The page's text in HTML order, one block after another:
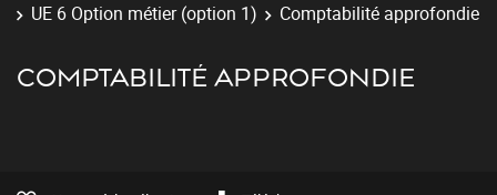
UE 6 Option métier (option 1)
Comptabilité approfondie
COMPTABILITÉ APPROFONDIE